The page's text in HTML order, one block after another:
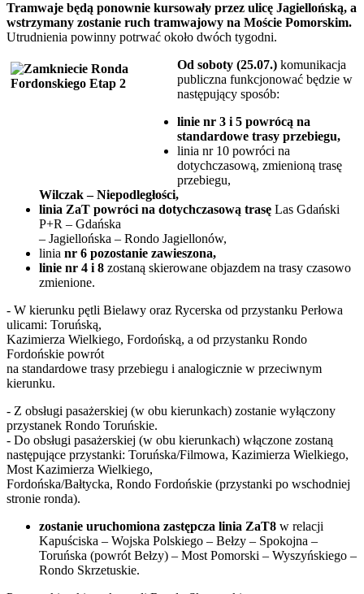
Tramwaje będą ponownie kursowały przez ulicę Jagiellońską, a
wstrzymany zostanie ruch tramwajowy na Moście Pomorskim.
Utrudnienia powinny potrwać około dwóch tygodni.
Od soboty (25.07.) komunikacja
publiczna funkcjonować będzie w
następujący sposób:
linie nr 3 i 5 powrócą na
standardowe trasy przebiegu,
linia nr 10 powróci na
dotychczasową, zmienioną trasę
przebiegu,
Wilczak – Niepodległości,
linia ZaT powróci na dotychczasową trasę Las Gdański
P+R – Gdańska
– Jagiellońska – Rondo Jagiellonów,
linia nr 6 pozostanie zawieszona,
linie nr 4 i 8 zostaną skierowane objazdem na trasy czasowo
zmienione.
- W kierunku pętli Bielawy oraz Rycerska od przystanku Perłowa
ulicami: Toruńską,
Kazimierza Wielkiego, Fordońską, a od przystanku Rondo
Fordońskie powrót
na standardowe trasy przebiegu i analogicznie w przeciwnym
kierunku.
- Z obsługi pasażerskiej (w obu kierunkach) zostanie wyłączony
przystanek Rondo Toruńskie.
- Do obsługi pasażerskiej (w obu kierunkach) włączone zostaną
następujące przystanki: Toruńska/Filmowa, Kazimierza Wielkiego,
Most Kazimierza Wielkiego,
Fordońska/Bałtycka, Rondo Fordońskie (przystanki po wschodniej
stronie ronda).
zostanie uruchomiona zastępcza linia ZaT8 w relacji
Kapuściska – Wojska Polskiego – Bełzy – Spokojna –
Toruńska (powrót Bełzy) – Most Pomorski – Wyszyńskiego –
Rondo Skrzetuskie.